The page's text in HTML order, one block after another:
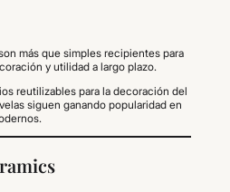
más que simples recipientes para
y utilidad a largo plazo.
reutilizables para la decoración del
siguen ganando popularidad en